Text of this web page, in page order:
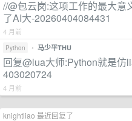
//@包云岗:这项工作的最大意
了AI大-20260404084431
4 月前
Python • 马少平THU
回复@lua大师:Python就是仿
403020724
4 月前
knightliao 最近回复了